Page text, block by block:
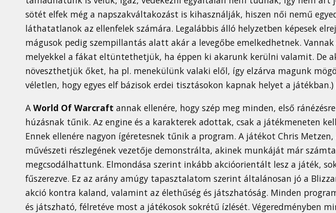
sötét elfek még a napszakváltakozást is kihasználják, hiszen női nemű
láthatatlanok az ellenfelek számára. Legalábbis álló helyzetben képesek
mágusok pedig szempillantás alatt akár a levegőbe emelkedhetnek.
melyekkel a fákat eltüntethetjük, ha éppen ki akarunk kerülni valamit. De
növeszthetjük őket, ha pl. menekülünk valaki elől, így elzárva magunk
véletlen, hogy egyes elf bázisok erdei tisztásokon kapnak helyet a játékban.)
A World Of Warcraft annak ellenére, hogy szép meg minden, első
húzásnak tűnik. Az engine és a karakterek adottak, csak a játékmeneten
Ennek ellenére nagyon ígéretesnek tűnik a program. A játékot Chris Metzen,
művészeti részlegének vezetője demonstrálta, akinek munkáját már
megcsodálhattunk. Elmondása szerint inkább akcióorientált lesz a játék,
fűszerezve. Ez az arány amúgy tapasztalatom szerint általánosan jó a
akció kontra kaland, valamint az élethűség és játszhatóság. Minden
és játszható, félretéve most a játékosok sokrétű ízlését. Végeredményben